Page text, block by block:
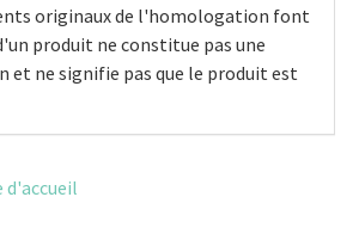
originaux de l'homologation font
produit ne constitue pas une
et ne signifie pas que le produit est
d'accueil